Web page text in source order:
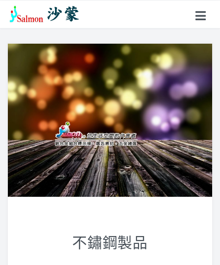
產品項目
戶外型指標
鋁合金名牌
超薄聚光燈
花架、燈箱
壓克力製品
標示牌系列
不鏽鋼製品